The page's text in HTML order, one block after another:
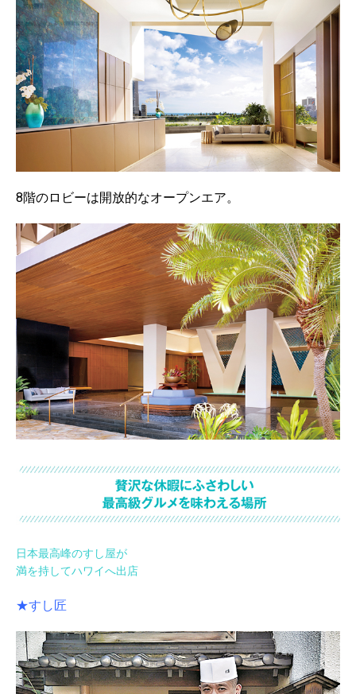
8階のロビーは開放的なオープンエア。
日本最高峰のすし屋が
満を持してハワイへ出店
★すし匠